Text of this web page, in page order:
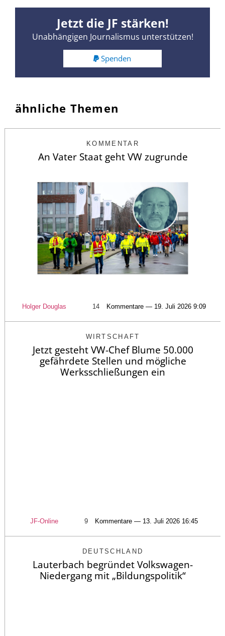
Jetzt die JF stärken!
Unabhängigen Journalismus unterstützen!
Spenden
ähnliche Themen
KOMMENTAR
An Vater Staat geht VW zugrunde
Holger Douglas 14 Kommentare — 19. Juli 2026 9:09
WIRTSCHAFT
Jetzt gesteht VW-Chef Blume 50.000
gefährdete Stellen und mögliche
Werksschließungen ein
JF-Online 9 Kommentare — 13. Juli 2026 16:45
DEUTSCHLAND
Lauterbach begründet Volkswagen-
Niedergang mit „Bildungspolitik“